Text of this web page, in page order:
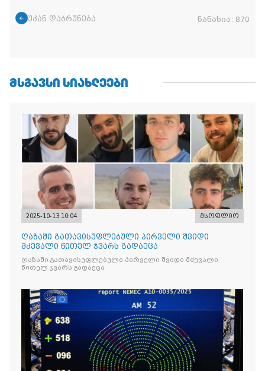
უკან დაბრუნება ნანახია: 870
ᲛᲡᲒᲐᲕᲡᲘ ᲡᲘᲐᲮᲚᲔᲔᲑᲘ
2025-10-13 10:04 მსოფლიო
ღაზაში გათავისუფლებული პირველი შვიდი
მძევალი წითელ ჯვარს გადაეცა
ღაზაში გათავისუფლებული პირველი შვიდი მძევალი
წითელ ჯვარს გადაეცა